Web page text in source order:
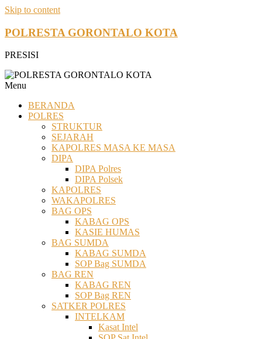
Skip to content
POLRESTA GORONTALO KOTA
PRESISI
Menu
BERANDA
POLRES
STRUKTUR
SEJARAH
KAPOLRES MASA KE MASA
DIPA
DIPA Polres
DIPA Polsek
KAPOLRES
WAKAPOLRES
BAG OPS
KABAG OPS
KASIE HUMAS
BAG SUMDA
KABAG SUMDA
SOP Bag SUMDA
BAG REN
KABAG REN
SOP Bag REN
SATKER POLRES
INTELKAM
Kasat Intel